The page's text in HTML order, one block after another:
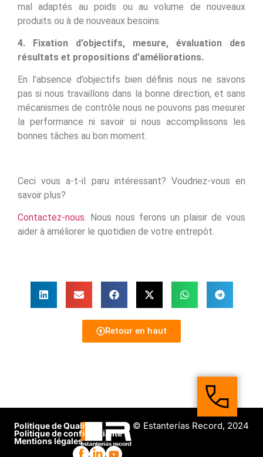
mal adaptés au poids ou au volume de nouveaux
produits ou à de nouveaux besoins.
4. Fixation d’objectifs, mesure, évaluation des
résultats et propositions d’améliorations.
En l’absence d’objectifs bien définis nous ne savons
pas si nous travaillons dans la bonne direction, et sans
mécanismes de contrôle nous ne pouvons pas mesurer
la performance ni savoir si nous accomplissons les
bonnes tâches au bon moment.
Ceci vous a-t-il paru intéressant? Voudriez-vous en
savoir plus?
Contactez-nous. Nous nous ferons un plaisir de vous
aider à améliorer le quotidien de votre entrepôt.
Retour en haut
Politique de Qualité
Politique de confidentialité
Mentions légales
© Estanterías Record, 2024